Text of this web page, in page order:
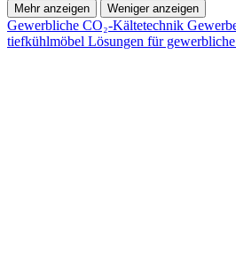
Mehr anzeigen Weniger anzeigen
Gewerbliche CO₂-Kältetechnik
tiefkühlmöbel Lösungen für